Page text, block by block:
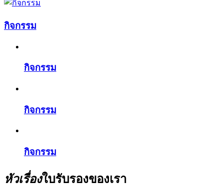
กิจกรรม
กิจกรรม
กิจกรรม
กิจกรรม
หัวเรื่องใบรับรองของเรา